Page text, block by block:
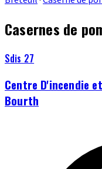
Casernes de
Sdis 27
Centre D'incendie
Bourth